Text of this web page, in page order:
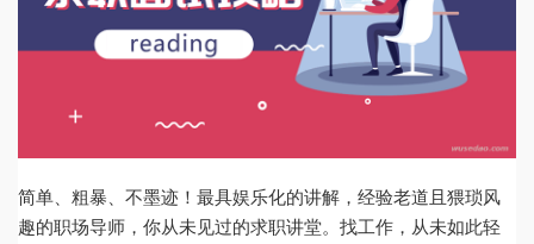
简单、粗暴、不墨迹！最具娱乐化的讲解，经验老道且猥琐风
趣的职场导师，你从未见过的求职讲堂。找工作，从未如此轻